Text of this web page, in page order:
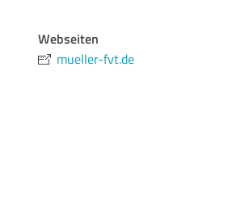
Webseiten
mueller-fvt.de